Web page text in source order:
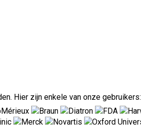
Hier zijn enkele van onze gebruikers: